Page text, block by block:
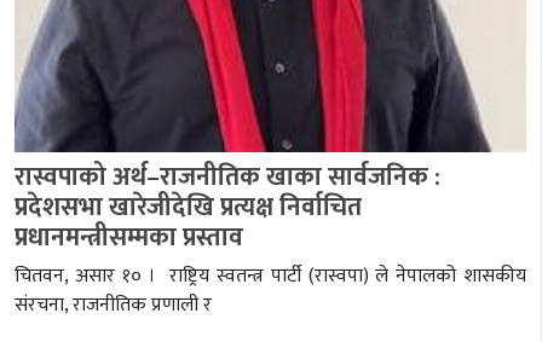
रास्वपाको अर्थ–राजनीतिक खाका सार्वजनिक :
प्रदेशसभा खारेजीदेखि प्रत्यक्ष निर्वाचित
प्रधानमन्त्रीसम्मका प्रस्ताव
चितवन, असार १० । राष्ट्रिय स्वतन्त्र पार्टी (रास्वपा) ले नेपालको शासकीय
संरचना, राजनीतिक प्रणाली र